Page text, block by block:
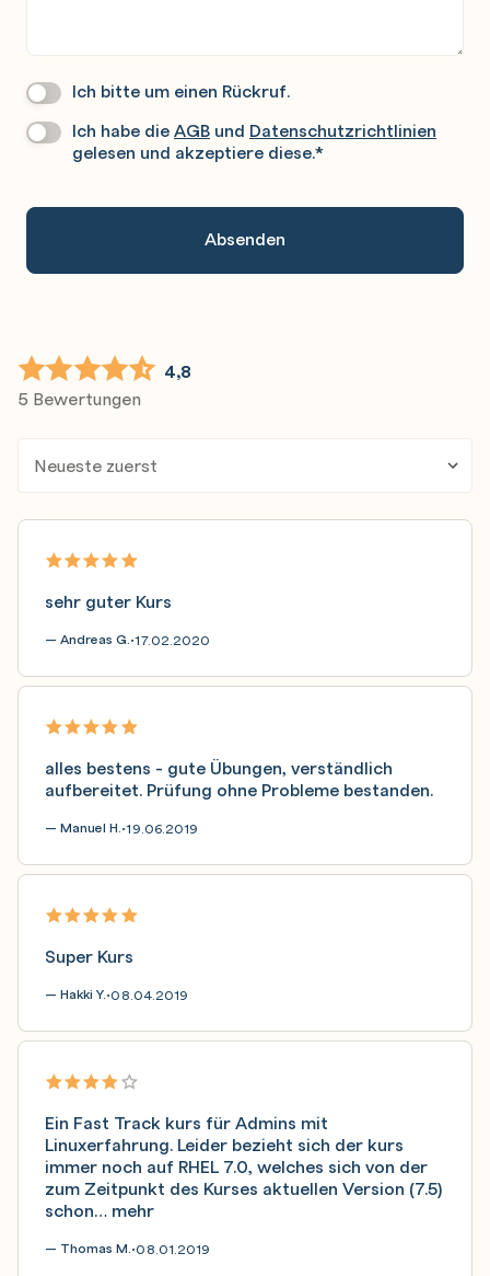
Wir
Sie
Ich bitte um einen Rückruf.
Datenschutz*
Ich habe dieAGB und Datenschutzrichtlinien
gelesen und akzeptiere diese.*
4,8
5 Bewertungen
sehr guter Kurs
— Andreas G.•17.02.2020
alles bestens - gute Übungen, verständlich
aufbereitet. Prüfung ohne Probleme bestanden.
— Manuel H.•19.06.2019
Super Kurs
— Hakki Y.•08.04.2019
Ein Fast Track kurs für Admins mit
Linuxerfahrung. Leider bezieht sich der kurs
immer noch auf RHEL 7.0, welches sich von der
zum Zeitpunkt des Kurses aktuellen Version (7.5)
schon… mehr
— Thomas M.•08.01.2019